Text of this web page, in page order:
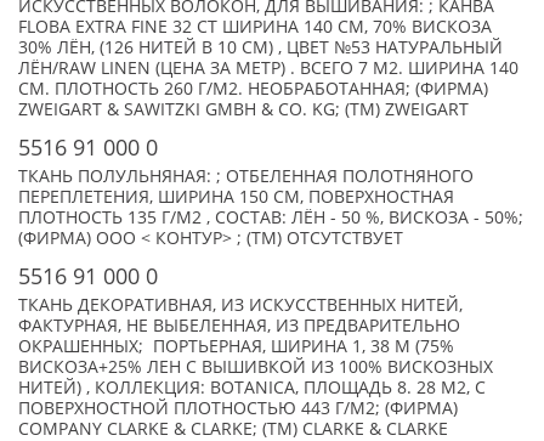
ИСКУССТВЕННЫХ ВОЛОКОН, ДЛЯ ВЫШИВАНИЯ: ; КАНВА
FLOBA EXTRA FINE 32 СT ШИРИНА 140 СМ, 70% ВИСКОЗА
30% ЛЁН, (126 НИТЕЙ В 10 СМ) , ЦВЕТ №53 НАТУРАЛЬНЫЙ
ЛЁН/RAW LINEN (ЦЕНА ЗА МЕТР) . ВСЕГО 7 М2. ШИРИНА 140
СМ. ПЛОТНОСТЬ 260 Г/М2. НЕОБРАБОТАННАЯ; (ФИРМА)
ZWEIGART & SAWITZKI GMBH & CO. KG; (TM) ZWEIGART
5516 91 000 0
ТКАНЬ ПОЛУЛЬНЯНАЯ: ; ОТБЕЛЕННАЯ ПОЛОТНЯНОГО
ПЕРЕПЛЕТЕНИЯ, ШИРИНА 150 СМ, ПОВЕРХНОСТНАЯ
ПЛОТНОСТЬ 135 Г/М2 , СОСТАВ: ЛЁН - 50 %, ВИСКОЗА - 50%;
(ФИРМА) ООО < КОНТУР> ; (TM) ОТСУТСТВУЕТ
5516 91 000 0
ТКАНЬ ДЕКОРАТИВНАЯ, ИЗ ИСКУССТВЕННЫХ НИТЕЙ,
ФАКТУРНАЯ, НЕ ВЫБЕЛЕННАЯ, ИЗ ПРЕДВАРИТЕЛЬНО
ОКРАШЕННЫХ; ПОРТЬЕРНАЯ, ШИРИНА 1, 38 М (75%
ВИСКОЗА+25% ЛЕН С ВЫШИВКОЙ ИЗ 100% ВИСКОЗНЫХ
НИТЕЙ) , КОЛЛЕКЦИЯ: BOTANICA, ПЛОЩАДЬ 8. 28 М2, С
ПОВЕРХНОСТНОЙ ПЛОТНОСТЬЮ 443 Г/М2; (ФИРМА)
COMPANY CLARKE & CLARKE; (TM) CLARKE & CLARKE